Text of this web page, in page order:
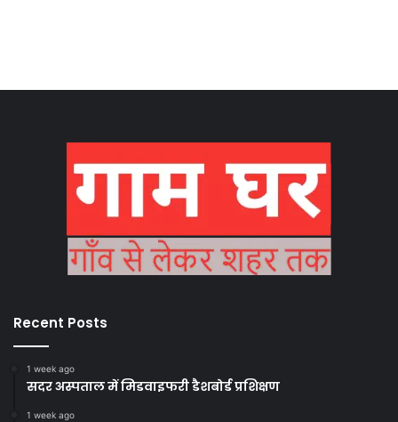
Recent Posts
1 week ago
सदर अस्पताल में मिडवाइफरी डैशबोर्ड प्रशिक्षण
1 week ago